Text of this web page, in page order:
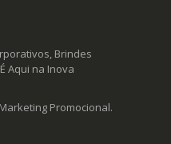
Brindes
Aqui na Inova
Promocional.